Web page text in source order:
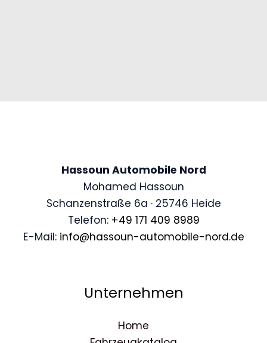
Hassoun Automobile Nord
Mohamed Hassoun
Schanzenstraße 6a · 25746 Heide
Telefon: +49 171 409 8989
E-Mail: info@hassoun-automobile-nord.de
Unternehmen
Home